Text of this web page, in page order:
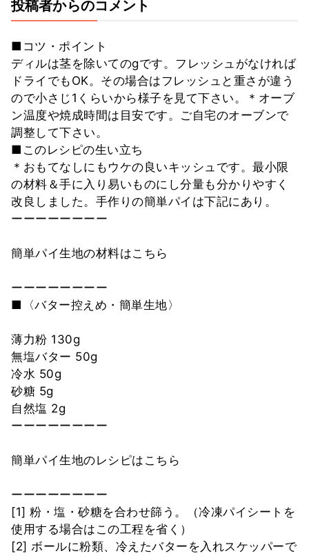
投稿者からのコメント
■コツ・ポイント
ディルは茎を除いてのgです。フレッシュがなければ
ドライでもOK。その場合はフレッシュと重さが違う
ので小さじ1くらいから様子を見て下さい。＊オーブ
ン温度や焼成時間は目安です。ご自宅のオーブンで
調整して下さい。
■このレシピの生い立ち
＊おもてなしにもウケの良いキッシュです。最小限
の材料＆手に入り易いものにし分量も分かりやすく
改良しました。手作りの簡単パイは下記にあり。
ーーーーーーーー
簡単パイ生地の材料はこちら
ーーーーーーーー
■〈バター控えめ・簡単生地〉
薄力粉 130g
無塩バター 50g
冷水 50g
砂糖 5g
自然塩 2g
ーーーーーーーー
簡単パイ生地のレシピはこちら
ーーーーーーーー
[1] 粉・塩・砂糖を合わせ篩う。（冷凍パイシートを
使用する場合はこの工程を省く）
[2] ボールに粉類、冷えたバターを入れスケッパーで